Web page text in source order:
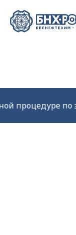
услуг по